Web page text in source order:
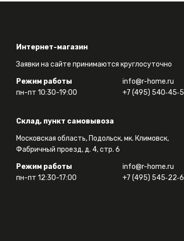
Интернет-магазин
Заявки на сайте принимаются круглосуточно
Режим работы
пн-пт 10:30-19:00
info@r-home.ru
+7 (495)
Склад, пункт самовывоза
Московская область, Подольск, мк. Климовск,
Фабричный проезд, д. 4, стр. 6
Режим работы
пн-пт 12:30-17:00
info@r-home.ru
+7 (495)